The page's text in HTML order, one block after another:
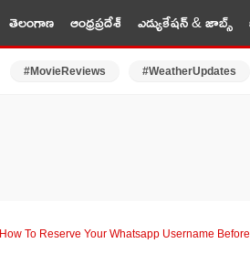
తెలంగాణ ఆంధ్రప్రదేశ్ ఎడ్యుకేషన్ & జాబ్స్
#MovieReviews #WeatherUpdates
How To Reserve Your Whatsapp Username